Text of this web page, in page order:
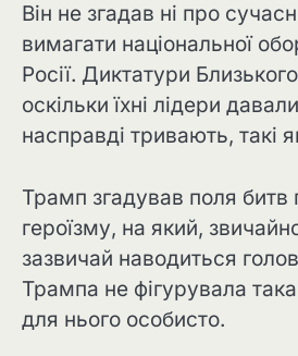
Він не згадав ні про
вимагати національної
Росії. Диктатури
оскільки їхні лідери
насправді тривають, такі
Трамп згадував поля битв
героїзму, на який,
зазвичай наводиться
Трампа не фігурувала
для нього особисто.